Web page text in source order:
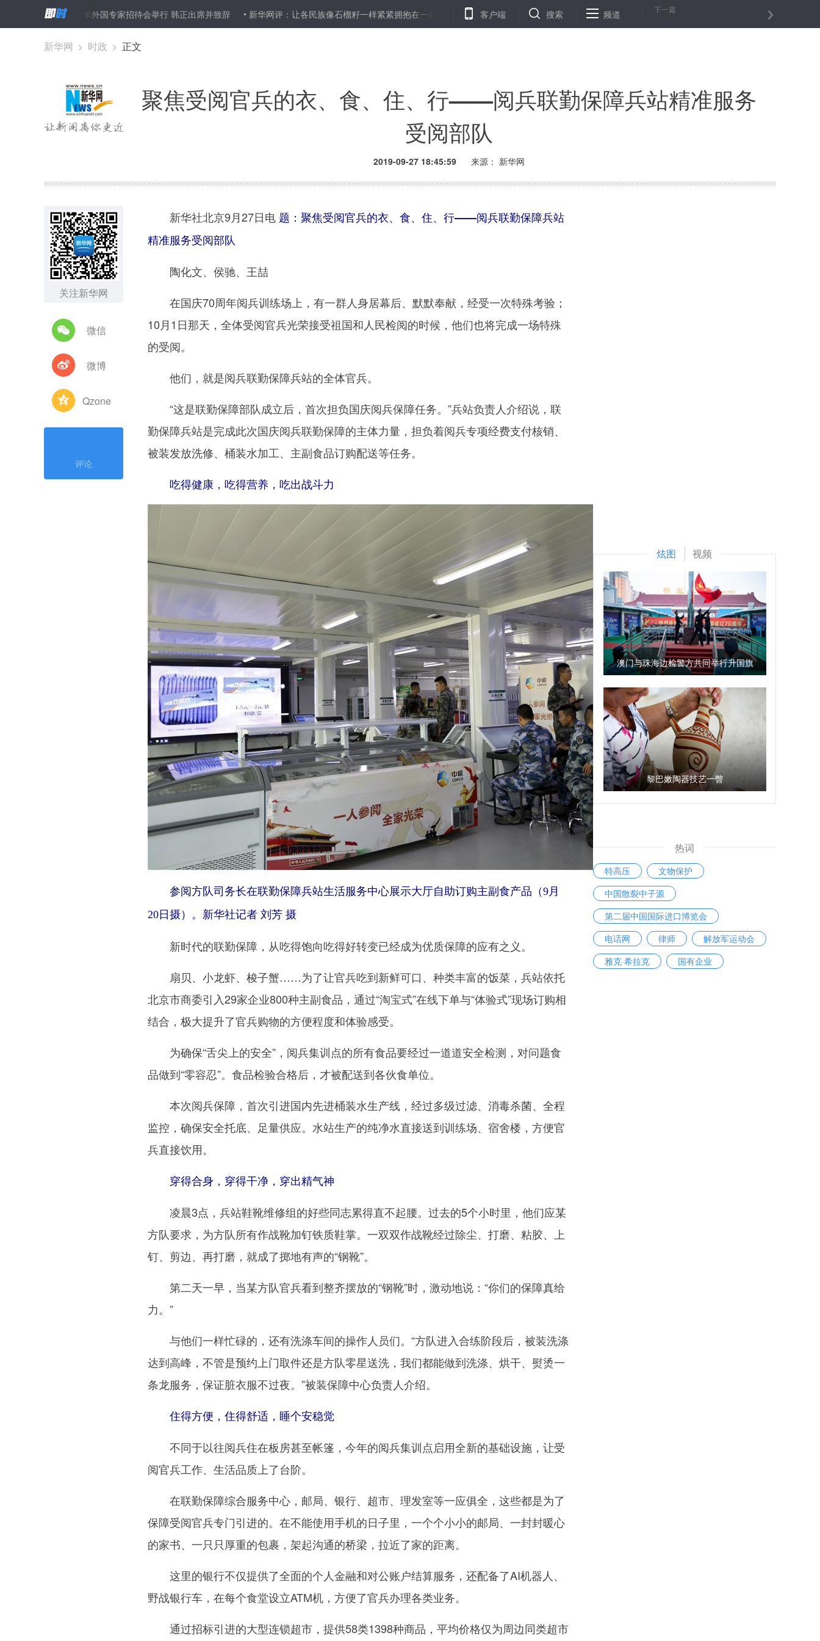
成立70周年外国专家招待会举行 韩正出席并致辞 新华网评：让各民族像石榴籽一样紧紧拥抱在一起 外交部：赞赏日方重申对发展中日关系的积极意愿 进博会熊猫加字金银纪念币30日发行
客户端 搜索 频道 下一篇
新华网 > 时政 > 正文
聚焦受阅官兵的衣、食、住、行——阅兵联勤保障兵站精准服务
受阅部队
2019-09-27 18:45:59 来源： 新华网
关注新华网
微信
微博
Qzone
评论
新华社北京9月27日电 题：聚焦受阅官兵的衣、食、住、行——阅兵联勤保障兵站
精准服务受阅部队
陶化文、侯驰、王喆
在国庆70周年阅兵训练场上，有一群人身居幕后、默默奉献，经受一次特殊考验；
10月1日那天，全体受阅官兵光荣接受祖国和人民检阅的时候，他们也将完成一场特殊
的受阅。
他们，就是阅兵联勤保障兵站的全体官兵。
“这是联勤保障部队成立后，首次担负国庆阅兵保障任务。”兵站负责人介绍说，联
勤保障兵站是完成此次国庆阅兵联勤保障的主体力量，担负着阅兵专项经费支付核销、
被装发放洗修、桶装水加工、主副食品订购配送等任务。
吃得健康，吃得营养，吃出战斗力
参阅方队司务长在联勤保障兵站生活服务中心展示大厅自助订购主副食产品（9月
20日摄）。新华社记者 刘芳 摄
新时代的联勤保障，从吃得饱向吃得好转变已经成为优质保障的应有之义。
扇贝、小龙虾、梭子蟹……为了让官兵吃到新鲜可口、种类丰富的饭菜，兵站依托
北京市商委引入29家企业800种主副食品，通过“淘宝式”在线下单与“体验式”现场订购相
结合，极大提升了官兵购物的方便程度和体验感受。
为确保“舌尖上的安全”，阅兵集训点的所有食品要经过一道道安全检测，对问题食
品做到“零容忍”。食品检验合格后，才被配送到各伙食单位。
本次阅兵保障，首次引进国内先进桶装水生产线，经过多级过滤、消毒杀菌、全程
监控，确保安全托底、足量供应。水站生产的纯净水直接送到训练场、宿舍楼，方便官
兵直接饮用。
穿得合身，穿得干净，穿出精气神
凌晨3点，兵站鞋靴维修组的好些同志累得直不起腰。过去的5个小时里，他们应某
方队要求，为方队所有作战靴加钉铁质鞋掌。一双双作战靴经过除尘、打磨、粘胶、上
钉、剪边、再打磨，就成了掷地有声的“钢靴”。
第二天一早，当某方队官兵看到整齐摆放的“钢靴”时，激动地说：“你们的保障真给
力。”
与他们一样忙碌的，还有洗涤车间的操作人员们。“方队进入合练阶段后，被装洗涤
达到高峰，不管是预约上门取件还是方队零星送洗，我们都能做到洗涤、烘干、熨烫一
条龙服务，保证脏衣服不过夜。”被装保障中心负责人介绍。
住得方便，住得舒适，睡个安稳觉
不同于以往阅兵住在板房甚至帐篷，今年的阅兵集训点启用全新的基础设施，让受
阅官兵工作、生活品质上了台阶。
在联勤保障综合服务中心，邮局、银行、超市、理发室等一应俱全，这些都是为了
保障受阅官兵专门引进的。在不能使用手机的日子里，一个个小小的邮局、一封封暖心
的家书、一只只厚重的包裹，架起沟通的桥梁，拉近了家的距离。
这里的银行不仅提供了全面的个人金融和对公账户结算服务，还配备了AI机器人、
野战银行车，在每个食堂设立ATM机，方便了官兵办理各类业务。
通过招标引进的大型连锁超市，提供58类1398种商品，平均价格仅为周边同类超市
炫图 视频
澳门与珠海边检警方共同举行升国旗
黎巴嫩陶器技艺一瞥
热词
特高压
文物保护
中国散裂中子源
第二届中国国际进口博览会
电话网
律师
解放军运动会
雅克·希拉克
国有企业